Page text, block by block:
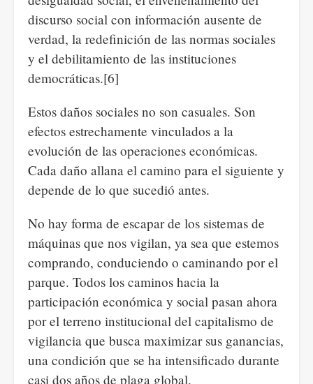
discurso social con información ausente de
verdad, la redefinición de las normas sociales
y el debilitamiento de las instituciones
democráticas.[6]
Estos daños sociales no son casuales. Son
efectos estrechamente vinculados a la
evolución de las operaciones económicas.
Cada daño allana el camino para el siguiente y
depende de lo que sucedió antes.
No hay forma de escapar de los sistemas de
máquinas que nos vigilan, ya sea que estemos
comprando, conduciendo o caminando por el
parque. Todos los caminos hacia la
participación económica y social pasan ahora
por el terreno institucional del capitalismo de
vigilancia que busca maximizar sus ganancias,
una condición que se ha intensificado durante
casi dos años de plaga global.